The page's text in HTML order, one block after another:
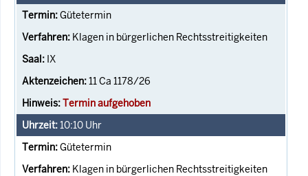
Gütetermin
Klagen in bürgerlichen Rechtsstreitigkeiten
IX
11 Ca 1178/26
Termin aufgehoben
10:10 Uhr
Gütetermin
Klagen in bürgerlichen Rechtsstreitigkeiten